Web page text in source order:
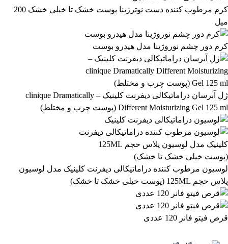
نمایش کالاهای موجود
فیلتر بر اساس برند:
Bioderma 17
فیلتر بر اساس دسته بندی:
آرایشی و بهداشتی 558 بهداشتی و پوستی
رژ لب مدادی لچیک
کرم مرطوب کننده دست نوترژینا پوست خشک تا خیلی خشک 200
میل
کرم دور چشم نوروژینا مدل هیدرو بوست
ژل آبرسان دراماتیکالی دیفرنت کلینیک – clinique Dramatically
Different Moisturizing Gel 125 ml (پوست چرب و مختلط)
لوسیون مرطوب کننده دراماتیکالی دیفرنت کلینیک مدل لوسیون
پلاس حجم 125ML (پوست خیلی خشک تا خشک)
قرص فیتو فانر 120 عددی